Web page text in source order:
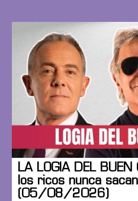
LA LOGIA DEL
los ricos nunca
(05/08/2026)